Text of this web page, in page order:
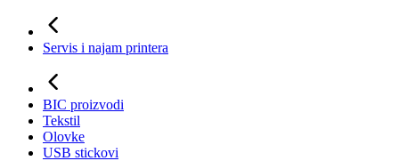
Servis i najam printera
BIC proizvodi
Tekstil
Olovke
USB stickovi